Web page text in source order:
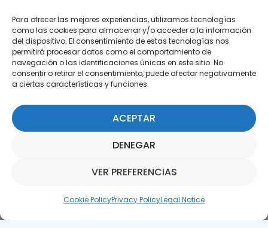
Para ofrecer las mejores experiencias, utilizamos tecnologías
como las cookies para almacenar y/o acceder a la información
del dispositivo. El consentimiento de estas tecnologías nos
permitirá procesar datos como el comportamiento de
navegación o las identificaciones únicas en este sitio. No
consentir o retirar el consentimiento, puede afectar negativamente
a ciertas características y funciones.
ACEPTAR
DENEGAR
VER PREFERENCIAS
Cookie PolicyPrivacy PolicyLegal Notice
Subscribe to our Newsletter
SUBSCRIBE HERE